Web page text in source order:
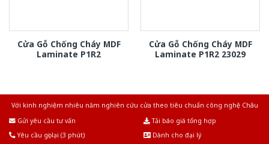
Cửa Gỗ Chống Cháy MDF
Laminate P1R2
Cửa Gỗ Chống Cháy MDF
Laminate P1R2 23029
Với kinh nghiệm nhiêu năm nghiên cứu cửa theo tiêu chuẩn công nghệ Châu
Gửi yêu cầu tư vấn
Tải báo giá tổng hợp
Yêu cầu gọi lại (3 phút)
Dành cho đại lý